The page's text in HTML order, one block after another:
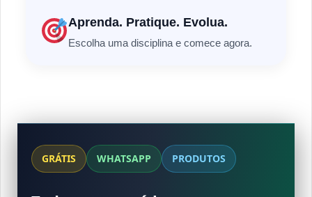
Aprenda. Pratique. Evolua.
Escolha uma disciplina e comece agora.
GRÁTIS WHATSAPP PRODUTOS